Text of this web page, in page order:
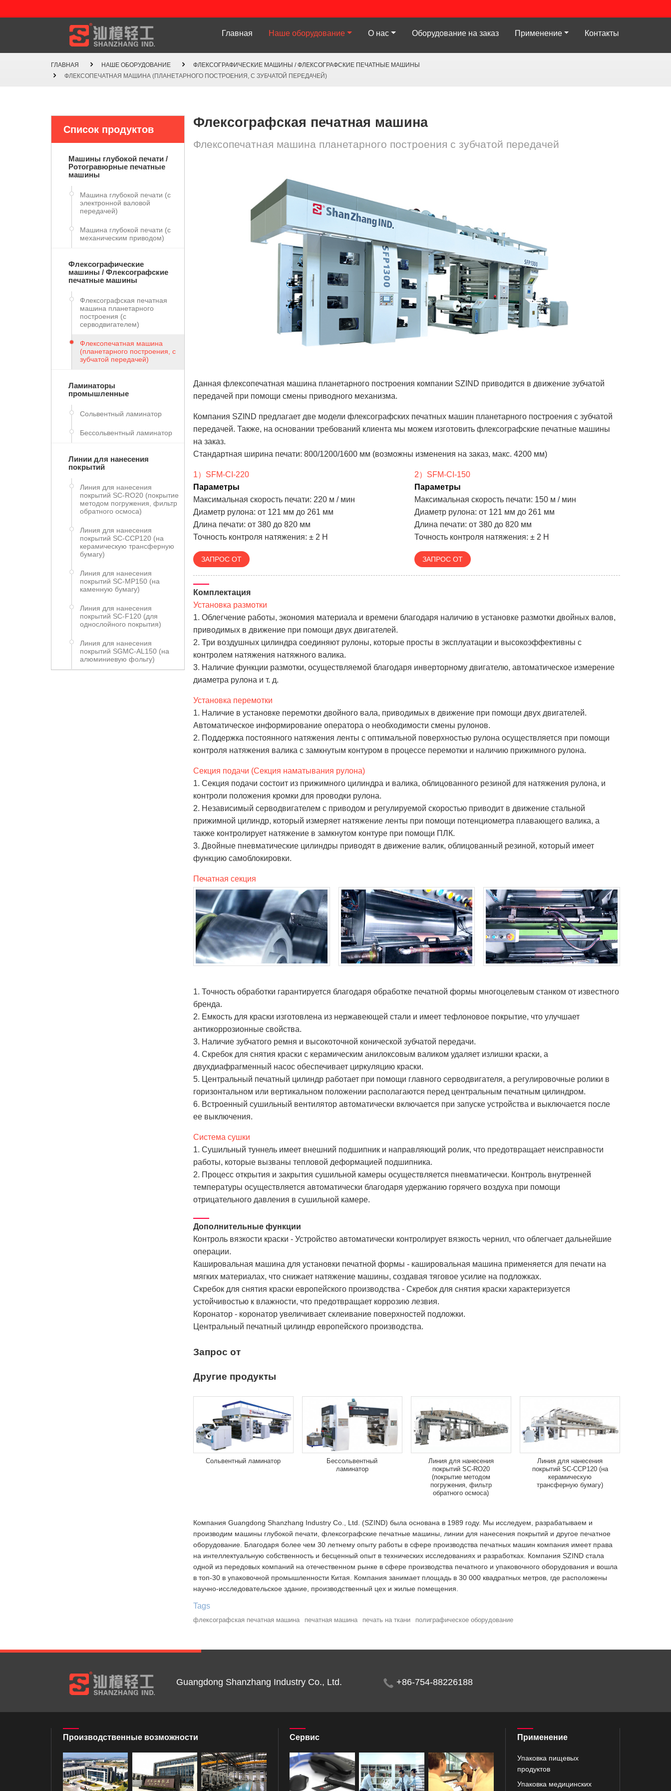
Главная Наше оборудование О нас Оборудование на заказ Применение Контакты
ГЛАВНАЯ НАШЕ ОБОРУДОВАНИЕ
ФЛЕКСОГРАФИЧЕСКИЕ МАШИНЫ / ФЛЕКСОГРАФСКИЕ ПЕЧАТНЫЕ МАШИНЫ
ФЛЕКСОПЕЧАТНАЯ МАШИНА (ПЛАНЕТАРНОГО ПОСТРОЕНИЯ, С ЗУБЧАТОЙ ПЕРЕДАЧЕЙ)
Флексографская печатная машина
Флексопечатная машина планетарного построения с зубчатой передачей
Данная флексопечатная машина планетарного построения компании SZIND приводится в движение зубчатой
передачей при помощи смены приводного механизма.
Компания SZIND предлагает две модели флексографских печатных машин планетарного построения с зубчатой
передачей. Также, на основании требований клиента мы можем изготовить флексографские печатные машины
на заказ.
Стандартная ширина печати: 800/1200/1600 мм (возможны изменения на заказ, макс. 4200 мм)
1）SFM-CI-220
Параметры
Максимальная скорость печати: 220 м / мин
Диаметр рулона: от 121 мм до 261 мм
Длина печати: от 380 до 820 мм
Точность контроля натяжения: ± 2 Н
ЗАПРОС ОТ
2）SFM-CI-150
Параметры
Максимальная скорость печати: 150 м / мин
Диаметр рулона: от 121 мм до 261 мм
Длина печати: от 380 до 820 мм
Точность контроля натяжения: ± 2 Н
ЗАПРОС ОТ
Комплектация
Установка размотки
1. Облегчение работы, экономия материала и времени благодаря наличию в установке размотки двойных валов,
приводимых в движение при помощи двух двигателей.
2. Три воздушных цилиндра соединяют рулоны, которые просты в эксплуатации и высокоэффективны с
контролем натяжения натяжного валика.
3. Наличие функции размотки, осуществляемой благодаря инверторному двигателю, автоматическое измерение
диаметра рулона и т. д.
Установка перемотки
1. Наличие в установке перемотки двойного вала, приводимых в движение при помощи двух двигателей.
Автоматическое информирование оператора о необходимости смены рулонов.
2. Поддержка постоянного натяжения ленты с оптимальной поверхностью рулона осуществляется при помощи
контроля натяжения валика с замкнутым контуром в процессе перемотки и наличию прижимного рулона.
Секция подачи (Секция наматывания рулона)
1. Секция подачи состоит из прижимного цилиндра и валика, облицованного резиной для натяжения рулона, и
контроли положения кромки для проводки рулона.
2. Независимый серводвигателем с приводом и регулируемой скоростью приводит в движение стальной
прижимной цилиндр, который измеряет натяжение ленты при помощи потенциометра плавающего валика, а
также контролирует натяжение в замкнутом контуре при помощи ПЛК.
3. Двойные пневматические цилиндры приводят в движение валик, облицованный резиной, который имеет
функцию самоблокировки.
Печатная секция
1. Точность обработки гарантируется благодаря обработке печатной формы многоцелевым станком от известного
бренда.
2. Емкость для краски изготовлена из нержавеющей стали и имеет тефлоновое покрытие, что улучшает
антикоррозионные свойства.
3. Наличие зубчатого ремня и высокоточной конической зубчатой передачи.
4. Скребок для снятия краски с керамическим анилоксовым валиком удаляет излишки краски, а
двухдиафрагменный насос обеспечивает циркуляцию краски.
5. Центральный печатный цилиндр работает при помощи главного серводвигателя, а регулировочные ролики в
горизонтальном или вертикальном положении располагаются перед центральным печатным цилиндром.
6. Встроенный сушильный вентилятор автоматически включается при запуске устройства и выключается после
ее выключения.
Система сушки
1. Сушильный туннель имеет внешний подшипник и направляющий ролик, что предотвращает неисправности
работы, которые вызваны тепловой деформацией подшипника.
2. Процесс открытия и закрытия сушильной камеры осуществляется пневматически. Контроль внутренней
температуры осуществляется автоматически благодаря удержанию горячего воздуха при помощи
отрицательного давления в сушильной камере.
Дополнительные функции
Контроль вязкости краски - Устройство автоматически контролирует вязкость чернил, что облегчает дальнейшие
операции.
Кашировальная машина для установки печатной формы - кашировальная машина применяется для печати на
мягких материалах, что снижает натяжение машины, создавая тяговое усилие на подложках.
Скребок для снятия краски европейского производства - Скребок для снятия краски характеризуется
устойчивостью к влажности, что предотвращает коррозию лезвия.
Коронатор - коронатор увеличивает склеивание поверхностей подложки.
Центральный печатный цилиндр европейского производства.
Запрос от
Другие продукты
Сольвентный ламинатор
Бессольвентный
ламинатор
Линия для нанесения
покрытий SC-RO20
(покрытие методом
погружения, фильтр
обратного осмоса)
Линия для нанесения
покрытий SC-CCP120 (на
керамическую
трансферную бумагу)
Компания Guangdong Shanzhang Industry Co., Ltd. (SZIND) была основана в 1989 году. Мы исследуем, разрабатываем и
производим машины глубокой печати, флексографские печатные машины, линии для нанесения покрытий и другое печатное
оборудование. Благодаря более чем 30 летнему опыту работы в сфере производства печатных машин компания имеет права
на интеллектуальную собственность и бесценный опыт в технических исследованиях и разработках. Компания SZIND стала
одной из передовых компаний на отечественном рынке в сфере производства печатного и упаковочного оборудования и вошла
в топ-30 в упаковочной промышленности Китая. Компания занимает площадь в 30 000 квадратных метров, где расположены
научно-исследовательское здание, производственный цех и жилые помещения.
Tags
флексографская печатная машина печатная машина печать на ткани полиграфическое оборудование
Список продуктов
Машины глубокой печати /
Ротогравюрные печатные
машины
Машина глубокой печати (с
электронной валовой
передачей)
Машина глубокой печати (с
механическим приводом)
Флексографические
машины / Флексографские
печатные машины
Флексографская печатная
машина планетарного
построения (с
серводвигателем)
Флексопечатная машина
(планетарного построения, с
зубчатой передачей)
Ламинаторы
промышленные
Сольвентный ламинатор
Бессольвентный ламинатор
Линии для нанесения
покрытий
Линия для нанесения
покрытий SC-RO20 (покрытие
методом погружения, фильтр
обратного осмоса)
Линия для нанесения
покрытий SC-CCP120 (на
керамическую трансферную
бумагу)
Линия для нанесения
покрытий SC-MP150 (на
каменную бумагу)
Линия для нанесения
покрытий SC-F120 (для
однослойного покрытия)
Линия для нанесения
покрытий SGMC-AL150 (на
алюминиевую фольгу)
Guangdong Shanzhang Industry Co., Ltd. +86-754-88226188
Производственные возможности Сервис Применение
Упаковка пищевых
продуктов
Упаковка медицинских